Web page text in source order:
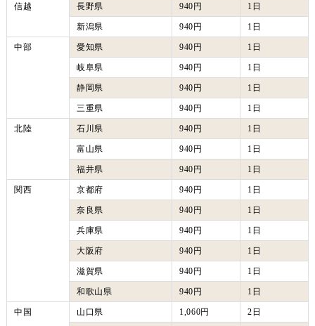
信越 長野県 940円 1日
新潟県 940円 1日
中部 愛知県 940円 1日
岐阜県 940円 1日
静岡県 940円 1日
三重県 940円 1日
北陸 石川県 940円 1日
富山県 940円 1日
福井県 940円 1日
関西 京都府 940円 1日
奈良県 940円 1日
兵庫県 940円 1日
大阪府 940円 1日
滋賀県 940円 1日
和歌山県 940円 1日
中国 山口県 1,060円 2日